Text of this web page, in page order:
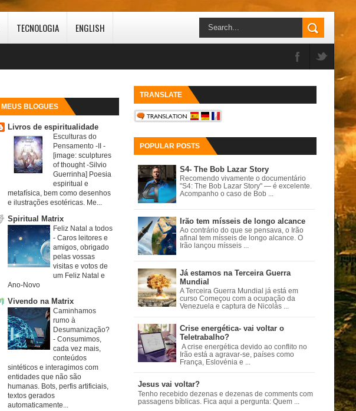
TECNOLOGIA ENGLISH
MEUS BLOGUES
Livros de espiritualidade
Esculturas do
Pensamento -II -
[image: sculptures
of thought -Silvio
Guerrinha] Poesia
espiritual e
metafísica, bem como desenhos
e ilustrações esotéricas. Me...
Spiritual Matrix
Feliz Natal a todos
- Caros leitores e
amigos, obrigado
pelas vossas
visitas e votos de
um Feliz Natal e
Ano-Novo
Vivendo na Matrix
Caminhamos
rumo à
Desumanização?
- Consumimos,
cada vez mais,
conteúdos
sintéticos e interagimos com
entidades que não são
humanas. Bots, perfis artificiais,
textos gerados
automaticamente...
TRANSLATE
POPULAR POSTS
S4- The Bob Lazar Story
Recomendo vivamente o documentário
"S4: The Bob Lazar Story" — é excelente.
Acompanho o caso de Bob ...
Irão tem mísseis de longo alcance
Ao contrário do que se pensava, o Irão
afinal tem mísseis de longo alcance. O
Irão lançou mísseis ...
Já estamos na Terceira Guerra
Mundial
A Terceira Guerra Mundial já está em
curso Começou com a ocupação da
Venezuela e captura de Nicolás ...
Crise energética- vai voltar o
Teletrabalho?
A crise energética devido ao conflito no
Irão está a agravar-se, países como
França, Eslovénia e ...
Jesus vai voltar?
Tenho recebido dezenas e dezenas de comments com
passagens bíblicas. Fica aqui a pergunta: Quem ...